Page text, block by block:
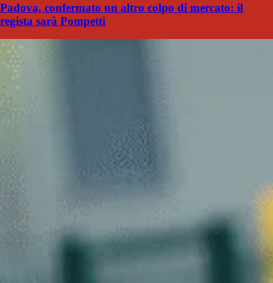
Padova, confermato un altro colpo di mercato: il
regista sarà Pompetti